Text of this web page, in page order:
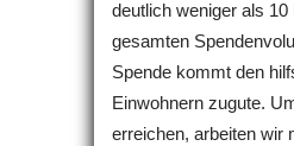
deutlich weniger als 10
gesamten
Spende kommt den
Einwohnern zugute.
erreichen, arbeiten wir